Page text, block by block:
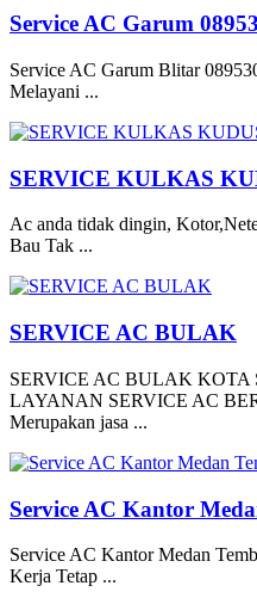
Service AC Garum
Service AC Garum Blitar
Melayani ...
SERVICE KULKAS
Ac anda tidak dingin,
Bau Tak ...
SERVICE AC BULAK
SERVICE AC BULAK KOTA
LAYANAN SERVICE AC
Merupakan jasa ...
Service AC Kantor
Service AC Kantor Medan
Kerja Tetap ...